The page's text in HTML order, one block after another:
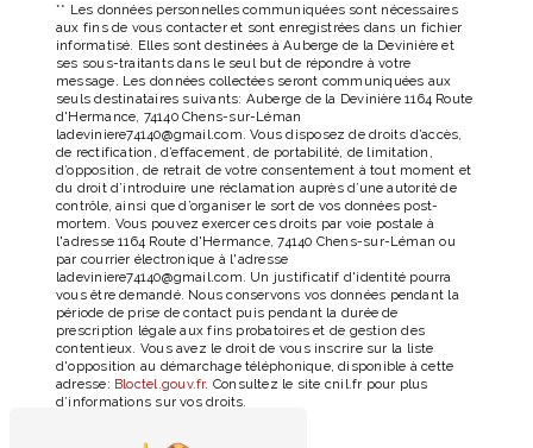
** Les données personnelles communiquées sont nécessaires
aux fins de vous contacter et sont enregistrées dans un fichier
informatisé. Elles sont destinées à Auberge de la Devinière et
ses sous-traitants dans le seul but de répondre à votre
message. Les données collectées seront communiquées aux
seuls destinataires suivants: Auberge de la Devinière 1164 Route
d'Hermance, 74140 Chens-sur-Léman
ladeviniere74140@gmail.com. Vous disposez de droits d’accès,
de rectification, d’effacement, de portabilité, de limitation,
d’opposition, de retrait de votre consentement à tout moment et
du droit d’introduire une réclamation auprès d’une autorité de
contrôle, ainsi que d’organiser le sort de vos données post-
mortem. Vous pouvez exercer ces droits par voie postale à
l'adresse 1164 Route d'Hermance, 74140 Chens-sur-Léman ou
par courrier électronique à l'adresse
ladeviniere74140@gmail.com. Un justificatif d'identité pourra
vous être demandé. Nous conservons vos données pendant la
période de prise de contact puis pendant la durée de
prescription légale aux fins probatoires et de gestion des
contentieux. Vous avez le droit de vous inscrire sur la liste
d'opposition au démarchage téléphonique, disponible à cette
adresse:
Bloctel.gouv.fr. Consultez le site cnil.fr pour plus
d’informations sur vos droits.